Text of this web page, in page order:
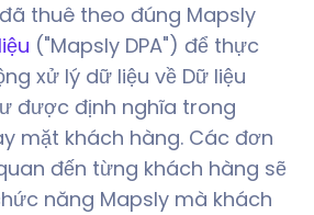
thuê theo đúng Mapsly
("Mapsly DPA") để thực
xử lý dữ liệu về Dữ liệu
được định nghĩa trong
mặt khách hàng. Các đơn
đến từng khách hàng sẽ
năng Mapsly mà khách